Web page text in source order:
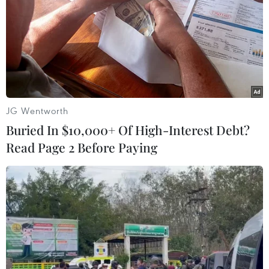
kinh nghiệm, Bộ trưởng Bộ Y tế Đào Hồng Lan
cho biết Thủ tướng Chính phủ đã giao cho
ngành Y tế đang phối hợp cùng với các bộ,
ngành, địa phương để tổng kết 3 năm trong
công tác phòng chống dịch để từ đó đánh giá
bài học kinh nghiệm cho thời gian tới.
chống dịch
Tại phiên thảo luận, Bộ trưởng Bộ Tài chính Hồ
Đức Phớc cho hay, trên cơ sở tổng hợp 24/54 địa
phương, căn cứ quy định của Luật Ngân sách
Nhà nước, Nghị quyết số 30 của Quốc hội, Chính
JG Wentworth
Buried In $10,000+ Of High-Interest Debt?
Read Page 2 Before Paying